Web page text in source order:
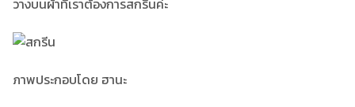
วางบนผ้าที่เราต้องการสกรีนค่ะ
ภาพประกอบโดย ฮานะ